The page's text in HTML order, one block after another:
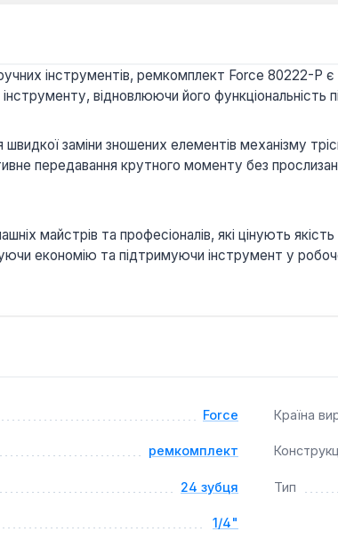
інструментів, ремкомплект Force 80222-P
відновлюючи його функціональність
заміни зношених елементів механізму
передавання крутного моменту без
майстрів та професіоналів, які цінують
економію та підтримуючи інструмент у
Force Країна
ремкомплект
24 зубця Тип
1/4"